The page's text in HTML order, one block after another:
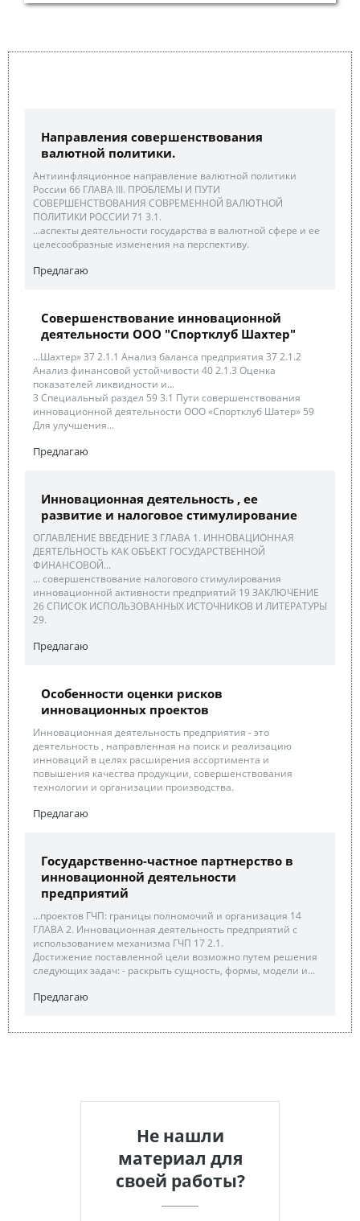
Направления совершенствования
валютной политики.
Антиинфляционное направление валютной политики
России 66 ГЛАВА III. ПРОБЛЕМЫ И ПУТИ
СОВЕРШЕНСТВОВАНИЯ СОВРЕМЕННОЙ ВАЛЮТНОЙ
ПОЛИТИКИ РОССИИ 71 3.1.
...аспекты деятельности государства в валютной сфере и ее
целесообразные изменения на перспективу.
Предлагаю
Совершенствование инновационной
деятельности ООО "Спортклуб Шахтер"
...Шахтер» 37 2.1.1 Анализ баланса предприятия 37 2.1.2
Анализ финансовой устойчивости 40 2.1.3 Оценка
показателей ликвидности и...
3 Специальный раздел 59 3.1 Пути совершенствования
инновационной деятельности ООО «Спортклуб Шатер» 59
Для улучшения...
Предлагаю
Инновационная деятельность , ее
развитие и налоговое стимулирование
ОГЛАВЛЕНИЕ ВВЕДЕНИЕ 3 ГЛАВА 1. ИННОВАЦИОННАЯ
ДЕЯТЕЛЬНОСТЬ КАК ОБЪЕКТ ГОСУДАРСТВЕННОЙ
ФИНАНСОВОЙ...
... совершенствование налогового стимулирования
инновационной активности предприятий 19 ЗАКЛЮЧЕНИЕ
26 СПИСОК ИСПОЛЬЗОВАННЫХ ИСТОЧНИКОВ И ЛИТЕРАТУРЫ
29.
Предлагаю
Особенности оценки рисков
инновационных проектов
Инновационная деятельность предприятия - это
деятельность , направленная на поиск и реализацию
инноваций в целях расширения ассортимента и
повышения качества продукции, совершенствования
технологии и организации производства.
Предлагаю
Государственно-частное партнерство в
инновационной деятельности
предприятий
...проектов ГЧП: границы полномочий и организация 14
ГЛАВА 2. Инновационная деятельность предприятий с
использованием механизма ГЧП 17 2.1.
Достижение поставленной цели возможно путем решения
следующих задач: - раскрыть сущность, формы, модели и...
Предлагаю
Не нашли
материал для
своей работы?